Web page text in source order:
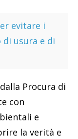
evitare i
usura e di
Procura di
con
e
la verità e